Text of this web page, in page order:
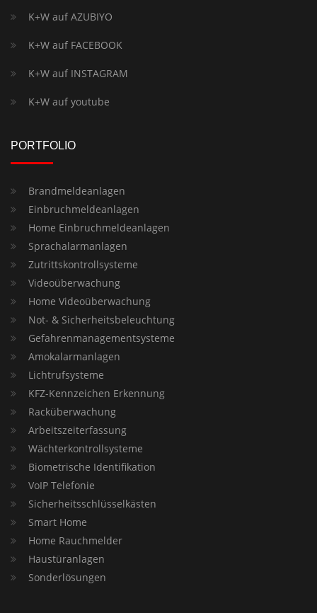
K+W auf AZUBIYO
K+W auf FACEBOOK
K+W auf INSTAGRAM
K+W auf youtube
PORTFOLIO
Brandmeldeanlagen
Einbruchmeldeanlagen
Home Einbruchmeldeanlagen
Sprachalarmanlagen
Zutrittskontrollsysteme
Videoüberwachung
Home Videoüberwachung
Not- & Sicherheitsbeleuchtung
Gefahrenmanagementsysteme
Amokalarmanlagen
Lichtrufsysteme
KFZ-Kennzeichen Erkennung
Racküberwachung
Arbeitszeiterfassung
Wächterkontrollsysteme
Biometrische Identifikation
VoIP Telefonie
Sicherheitsschlüsselkästen
Smart Home
Home Rauchmelder
Haustüranlagen
Sonderlösungen